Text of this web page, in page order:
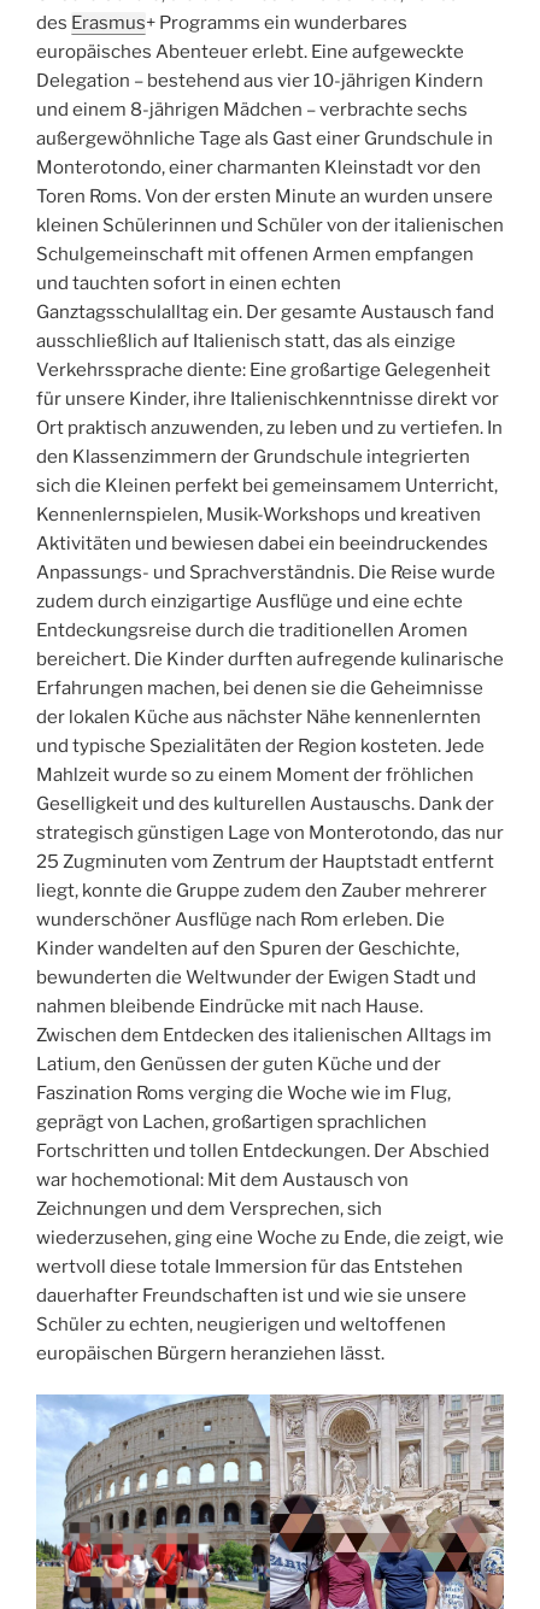
des Erasmus+ Programms ein wunderbares
europäisches Abenteuer erlebt. Eine aufgeweckte
Delegation – bestehend aus vier 10-jährigen Kindern
und einem 8-jährigen Mädchen – verbrachte sechs
außergewöhnliche Tage als Gast einer Grundschule in
Monterotondo, einer charmanten Kleinstadt vor den
Toren Roms. Von der ersten Minute an wurden unsere
kleinen Schülerinnen und Schüler von der italienischen
Schulgemeinschaft mit offenen Armen empfangen
und tauchten sofort in einen echten
Ganztagsschulalltag ein. Der gesamte Austausch fand
ausschließlich auf Italienisch statt, das als einzige
Verkehrssprache diente: Eine großartige Gelegenheit
für unsere Kinder, ihre Italienischkenntnisse direkt vor
Ort praktisch anzuwenden, zu leben und zu vertiefen. In
den Klassenzimmern der Grundschule integrierten
sich die Kleinen perfekt bei gemeinsamem Unterricht,
Kennenlernspielen, Musik-Workshops und kreativen
Aktivitäten und bewiesen dabei ein beeindruckendes
Anpassungs- und Sprachverständnis. Die Reise wurde
zudem durch einzigartige Ausflüge und eine echte
Entdeckungsreise durch die traditionellen Aromen
bereichert. Die Kinder durften aufregende kulinarische
Erfahrungen machen, bei denen sie die Geheimnisse
der lokalen Küche aus nächster Nähe kennenlernten
und typische Spezialitäten der Region kosteten. Jede
Mahlzeit wurde so zu einem Moment der fröhlichen
Geselligkeit und des kulturellen Austauschs. Dank der
strategisch günstigen Lage von Monterotondo, das nur
25 Zugminuten vom Zentrum der Hauptstadt entfernt
liegt, konnte die Gruppe zudem den Zauber mehrerer
wunderschöner Ausflüge nach Rom erleben. Die
Kinder wandelten auf den Spuren der Geschichte,
bewunderten die Weltwunder der Ewigen Stadt und
nahmen bleibende Eindrücke mit nach Hause.
Zwischen dem Entdecken des italienischen Alltags im
Latium, den Genüssen der guten Küche und der
Faszination Roms verging die Woche wie im Flug,
geprägt von Lachen, großartigen sprachlichen
Fortschritten und tollen Entdeckungen. Der Abschied
war hochemotional: Mit dem Austausch von
Zeichnungen und dem Versprechen, sich
wiederzusehen, ging eine Woche zu Ende, die zeigt, wie
wertvoll diese totale Immersion für das Entstehen
dauerhafter Freundschaften ist und wie sie unsere
Schüler zu echten, neugierigen und weltoffenen
europäischen Bürgern heranziehen lässt.